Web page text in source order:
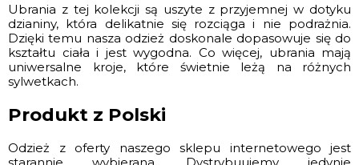
Ubrania z tej kolekcji są uszyte z przyjemnej w dotyku
dzianiny, która delikatnie się rozciąga i nie podrażnia.
Dzięki temu nasza odzież doskonale dopasowuje się do
kształtu ciała i jest wygodna. Co więcej, ubrania mają
uniwersalne kroje, które świetnie leżą na różnych
sylwetkach.
Produkt z Polski
Odzież z oferty naszego sklepu internetowego jest